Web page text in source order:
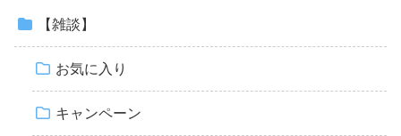
【雑談】
お気に入り
キャンペーン